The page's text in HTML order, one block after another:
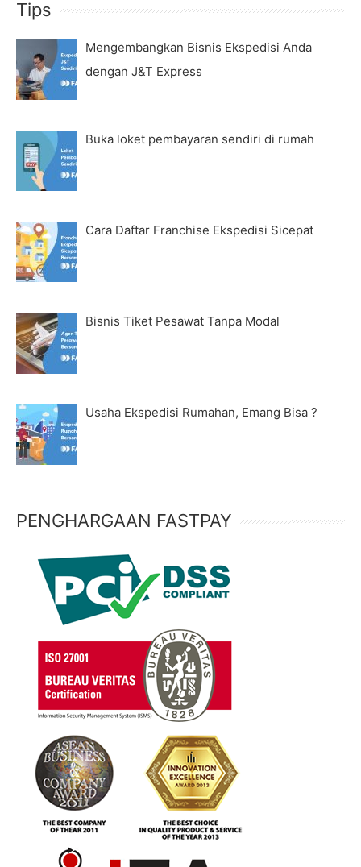
Tips
Mengembangkan Bisnis Ekspedisi Anda
dengan J&T Express
Buka loket pembayaran sendiri di rumah
Cara Daftar Franchise Ekspedisi Sicepat
Bisnis Tiket Pesawat Tanpa Modal
Usaha Ekspedisi Rumahan, Emang Bisa ?
PENGHARGAAN FASTPAY